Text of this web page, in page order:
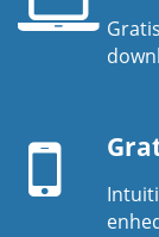
enhed